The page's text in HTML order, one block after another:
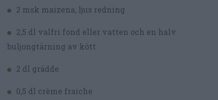
2 msk maizena, ljus redning
2,5 dl valfri fond eller vatten och en halv
buljongtärning av kött
2 dl grädde
0,5 dl crème fraiche